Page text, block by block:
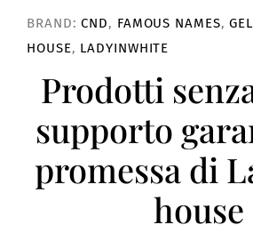
BRAND:CND, FAMOUS NAMES,
HOUSE, LADYINWHITE
Prodotti
supporto
promessa di
house